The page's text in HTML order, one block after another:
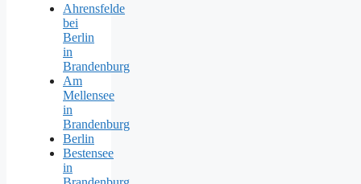
Ahrensfelde
bei
Berlin
in
Brandenburg
Am
Mellensee
in
Brandenburg
Berlin
Bestensee
in